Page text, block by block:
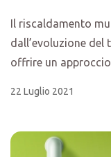
Il riscaldamento
dall’evoluzione del
offrire un
22 Luglio 2021